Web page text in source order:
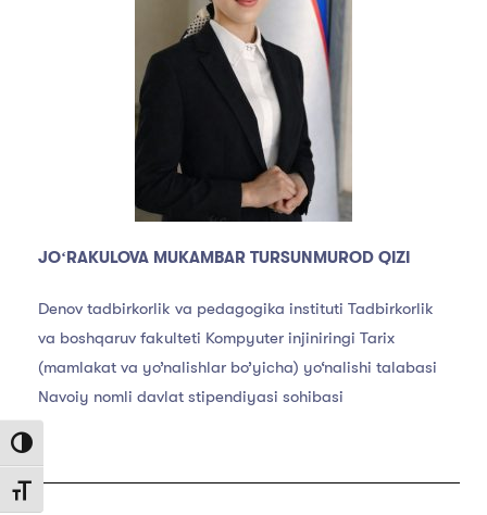
Toggle High Contrast
Toggle Font size
JOʻRAKULOVA MUKAMBAR TURSUNMUROD QIZI
Denov tadbirkorlik va pedagogika instituti Tadbirkorlik
va boshqaruv fakulteti Kompyuter injiniringi Tarix
(mamlakat va yo’nalishlar bo’yicha) yo‘nalishi talabasi
Navoiy nomli davlat stipendiyasi sohibasi